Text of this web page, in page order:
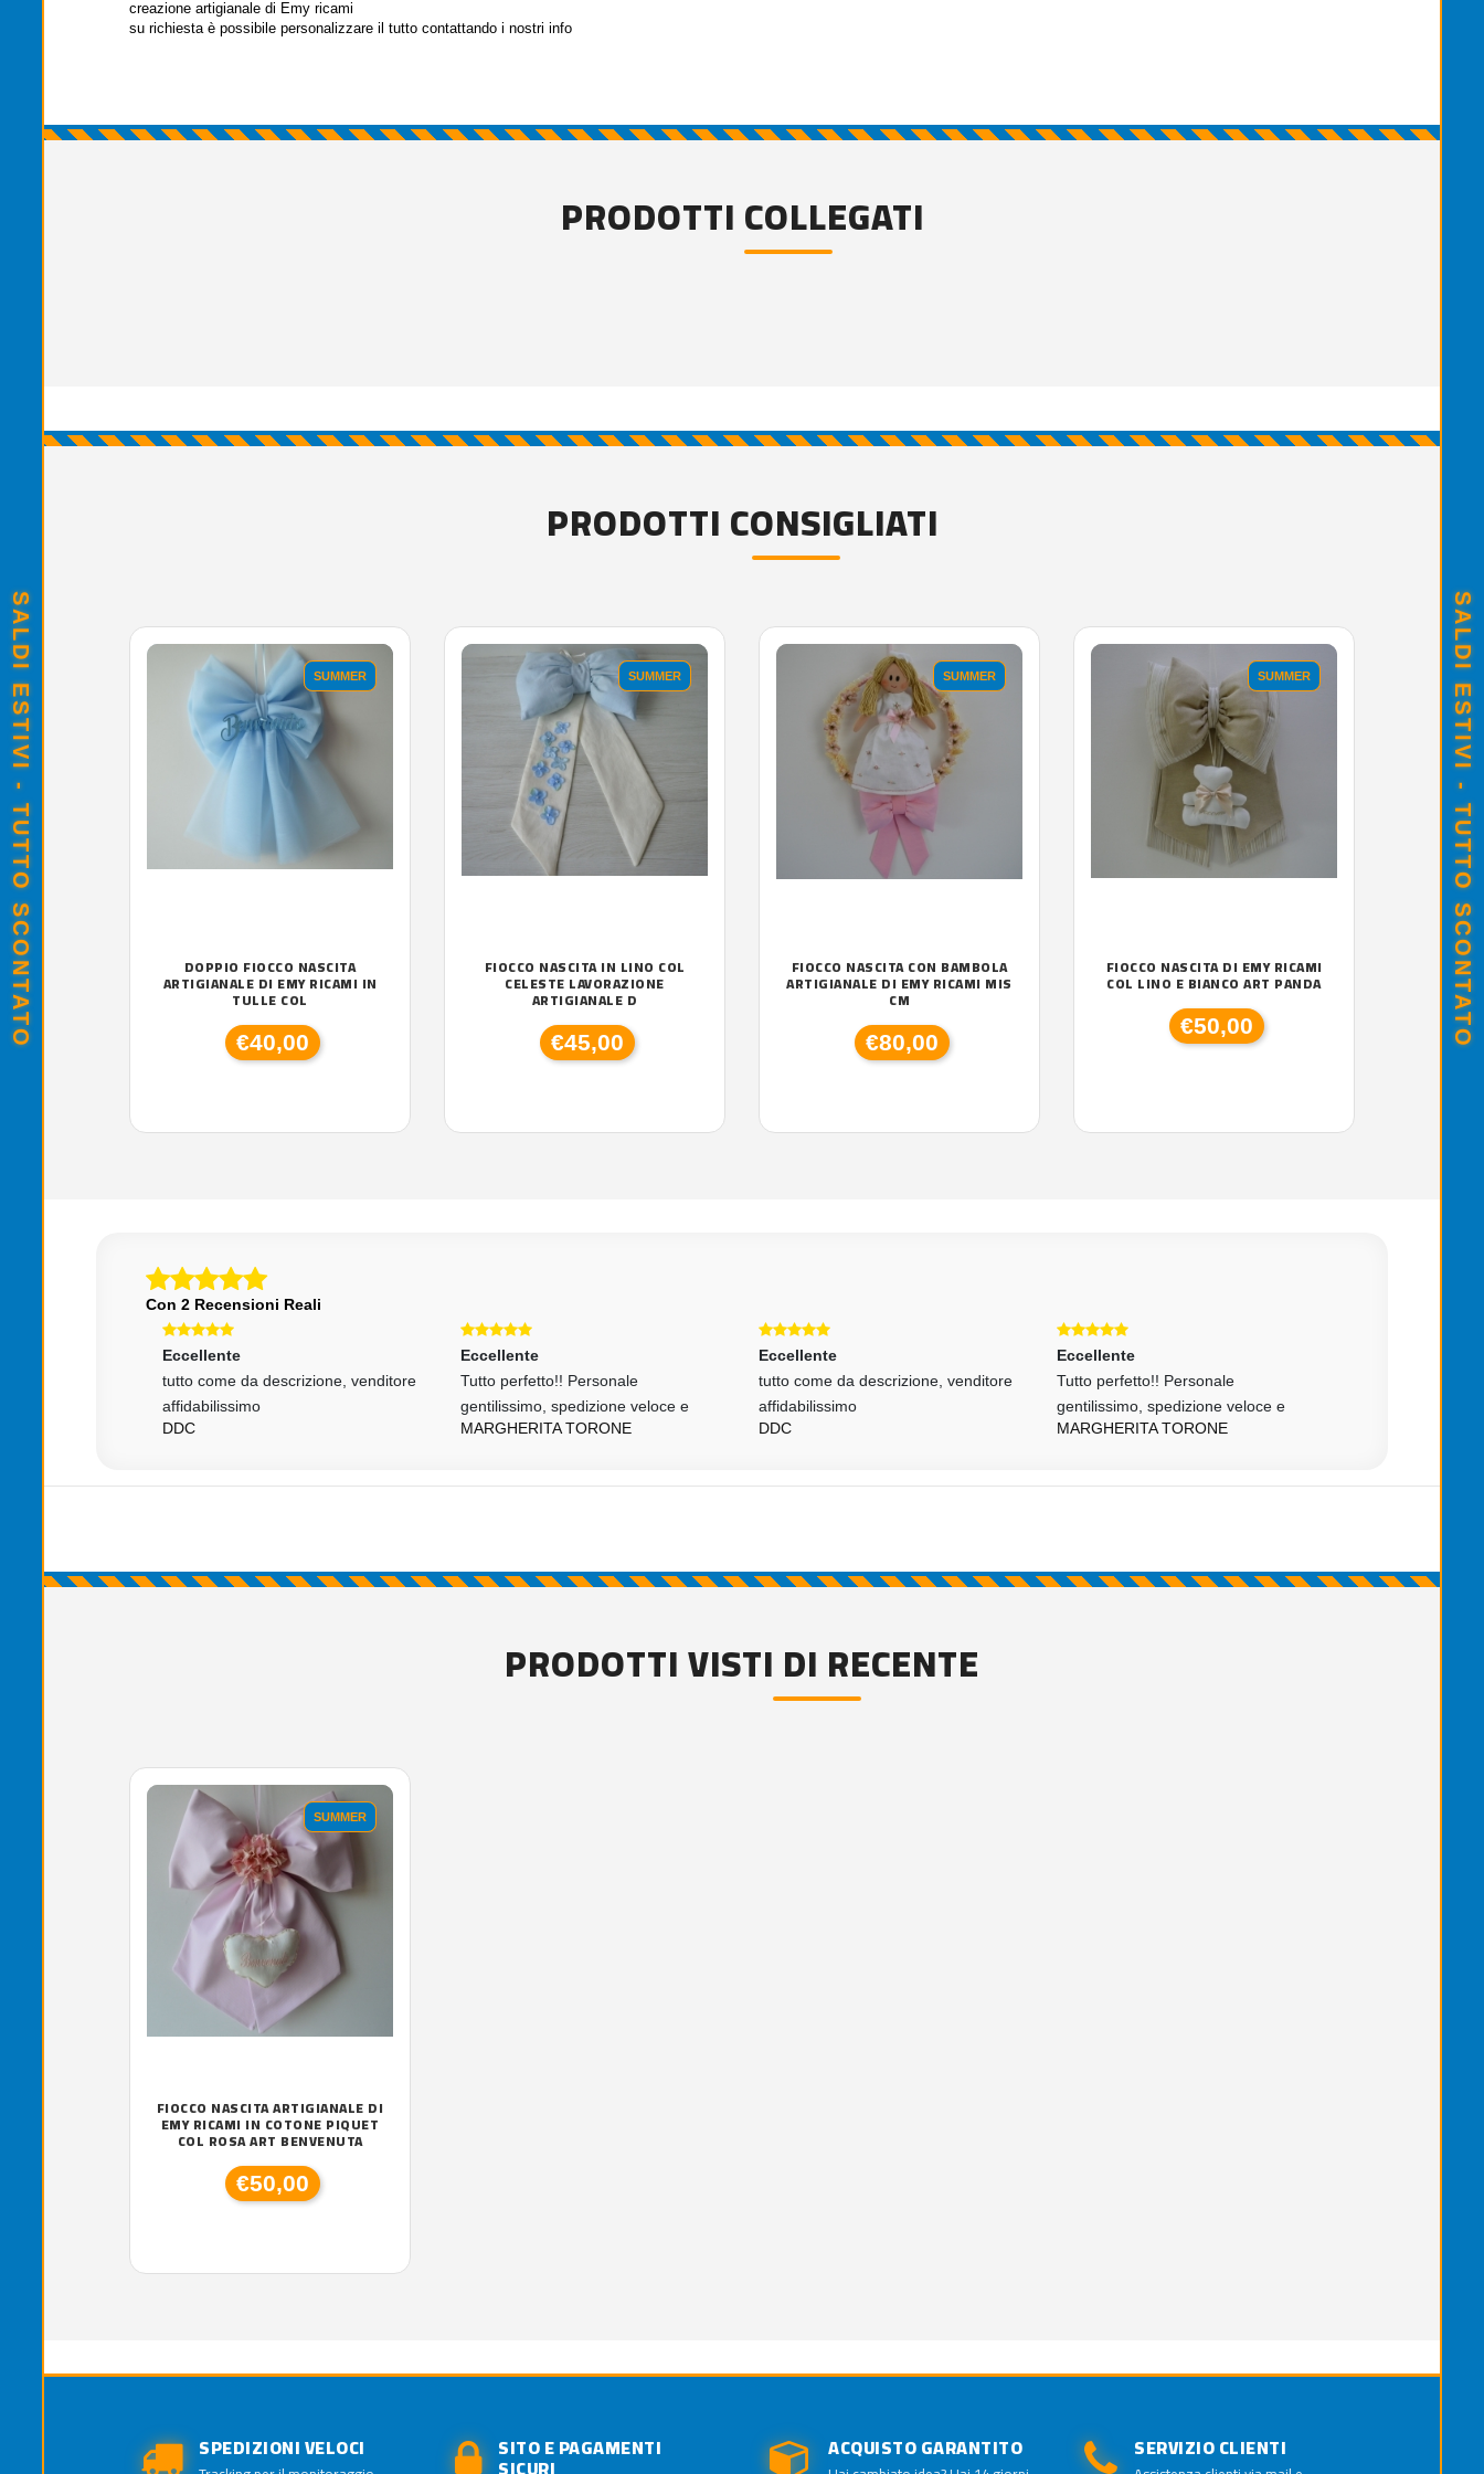
creazione artigianale di Emy ricami
su richiesta è possibile personalizzare il tutto contattando i nostri info
PRODOTTI COLLEGATI
PRODOTTI CONSIGLIATI
SUMMER
DOPPIO FIOCCO NASCITA
ARTIGIANALE DI EMY RICAMI IN
TULLE COL
€40,00
SUMMER
FIOCCO NASCITA IN LINO COL
CELESTE LAVORAZIONE
ARTIGIANALE D
€45,00
SUMMER
FIOCCO NASCITA CON BAMBOLA
ARTIGIANALE DI EMY RICAMI MIS
CM
€80,00
SUMMER
FIOCCO NASCITA DI EMY RICAMI
COL LINO E BIANCO ART PANDA
€50,00
Con 2 Recensioni Reali
Eccellente
tutto come da descrizione, venditore
affidabilissimo
DDC
Eccellente
Tutto perfetto!! Personale
gentilissimo, spedizione veloce e
MARGHERITA TORONE
Eccellente
tutto come da descrizione, venditore
affidabilissimo
DDC
Eccellente
Tutto perfetto!! Personale
gentilissimo, spedizione veloce e
MARGHERITA TORONE
PRODOTTI VISTI DI RECENTE
'.'
SUMMER
FIOCCO NASCITA ARTIGIANALE DI
EMY RICAMI IN COTONE PIQUET
COL ROSA ART BENVENUTA
€50,00
SPEDIZIONI VELOCI SITO E PAGAMENTI ACQUISTO GARANTITO SERVIZIO CLIENTI
SALDI ESTIVI - TUTTO SCONTATO SALDI ESTIVI - TUTTO SCONTATO